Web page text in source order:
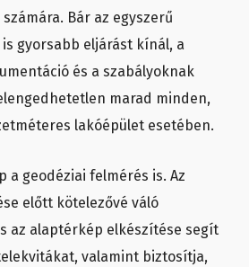
Bár az egyszerű
gyorsabb eljárást kínál, a
és a szabályoknak
marad minden,
lakóépület esetében.
a geodéziai felmérés is. Az
előtt kötelezővé váló
az alaptérkép elkészítése segít
valamint biztosítja,